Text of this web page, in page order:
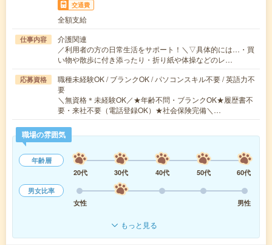
交通費
全額支給
仕事内容
介護関連
／利用者の方の日常生活をサポート！＼▽具体的には…・買
い物や散歩に付き添ったり・折り紙や体操などのレ…
応募資格
職種未経験OK / ブランクOK / パソコンスキル不要 / 英語力不
要
＼無資格＊未経験OK／★年齢不問・ブランクOK★履歴書不
要・来社不要（電話登録OK）★社会保険完備＼…
職場の雰囲気
年齢層
20代
30代 40代 50代
60代
男女比率
女性
男性
もっと見る